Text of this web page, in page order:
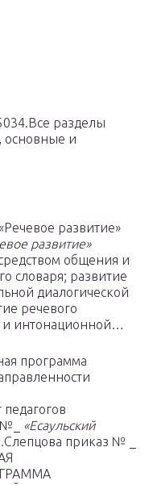
разделы
основные и
развитие»
развитие»
общения и
словаря; развитие
диалогической
речевого
и интонационной…
программа
«Есаульский
приказ № _